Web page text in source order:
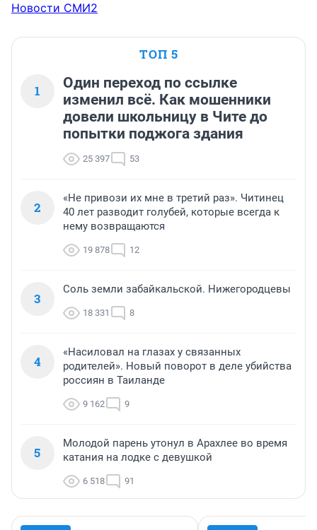
Новости СМИ2
ТОП 5
1
Один переход по ссылке
изменил всё. Как мошенники
довели школьницу в Чите до
попытки поджога здания
25 397 53
2
«Не привози их мне в третий раз». Читинец
40 лет разводит голубей, которые всегда к
нему возвращаются
19 878 12
3
Соль земли забайкальской. Нижегородцевы
18 331 8
4
«Насиловал на глазах у связанных
родителей». Новый поворот в деле убийства
россиян в Таиланде
9 162 9
5
Молодой парень утонул в Арахлее во время
катания на лодке с девушкой
6 518 91